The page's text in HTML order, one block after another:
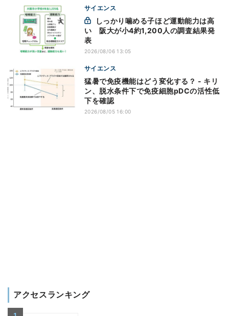
サイエンス
い 阪大が小4約1,200人の調査結果発
表
2026/08/06 13:05
サイエンス
猛暑で免疫機能はどう変化する？ - キリ
ン、脱水条件下で免疫細胞pDCの活性低
下を確認
2026/08/05 16:00
アクセスランキング